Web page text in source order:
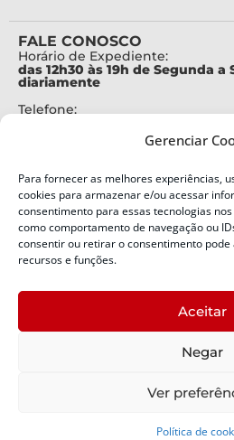
Gerenciar
Para fornecer as melhores experiências,
cookies para armazenar e/ou acessar
consentimento para essas tecnologias
como comportamento de navegação ou
consentir ou retirar o consentimento
recursos e funções.
Aceitar
Negar
Ver
Política de
FALE CONOSCO
Horário de Expediente:
das 12h30 às 19h de Segunda
diariamente
Telefone:
Alertas Defesa Civil:
SMS 40199
ENDEREÇO
Defesa Civil do Estado de Santa
Bairro:
Capoeiras, Florianópolis, SC
Política de Privacidade